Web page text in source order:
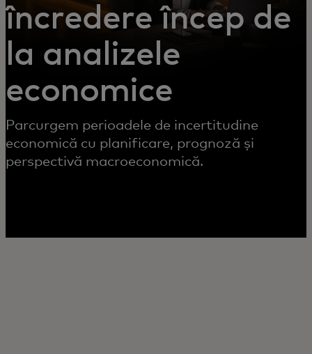
încredere încep de
la analizele
economice
Parcurgem perioadele de incertitudine
economică cu planificare, prognoză și
perspectivă macroeconomică.